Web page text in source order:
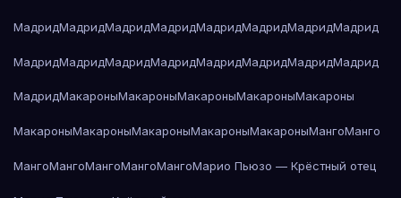
МадридМадридМадридМадридМадридМадридМадридМадрид
МадридМадридМадридМадридМадридМадридМадридМадрид
МадридМакароныМакароныМакароныМакароныМакароны
МакароныМакароныМакароныМакароныМакароныМангоМанго
МангоМангоМангоМангоМангоМарио Пьюзо — Крёстный отец